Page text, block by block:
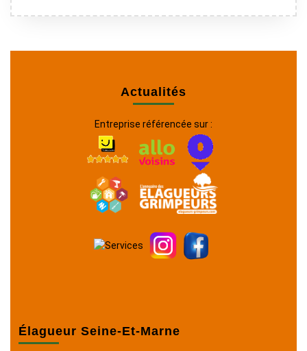
Actualités
Entreprise référencée sur :
Élagueur Seine-Et-Marne